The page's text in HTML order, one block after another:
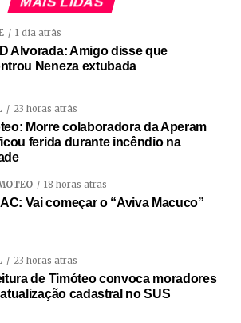
1 dia atrás
Alvorada: Amigo disse que
Neneza extubada
23 horas atrás
Morre colaboradora da Aperam
ferida durante incêndio na
18 horas atrás
Vai começar o “Aviva Macuco”
23 horas atrás
de Timóteo convoca moradores
cadastral no SUS